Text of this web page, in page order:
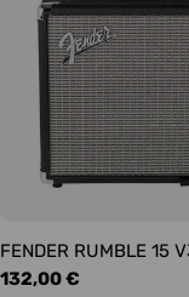
FENDER RUMBLE 15
Precio
132,00 €